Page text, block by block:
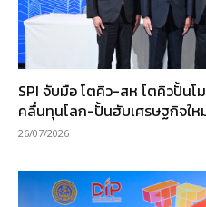
SPI จับมือ โตคิว-สห โตคิวปั้นโ
คลื่นทุนโลก-ปั้นฮับเศรษฐกิจให
26/07/2026